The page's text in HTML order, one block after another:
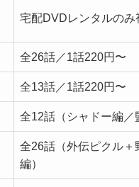
宅配DVDレンタルのみ
全26話／1話220円〜
全13話／1話220円〜
全12話（シャドー編／
全26話（外伝ピクル
編）